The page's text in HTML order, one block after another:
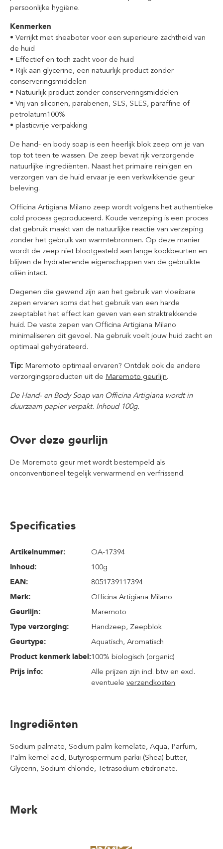
persoonlijke hygiëne.
Kenmerken
• Verrijkt met sheaboter voor een superieure zachtheid van
de huid
• Effectief en toch zacht voor de huid
• Rijk aan glycerine, een natuurlijk product zonder
conserveringsmiddelen
• Natuurlijk product zonder conserveringsmiddelen
• Vrij van siliconen, parabenen, SLS, SLES, paraffine of
petrolatum100%
• plasticvrije verpakking
De hand- en body soap is een heerlijk blok zeep om je van
top tot teen te wassen. De zeep bevat rijk verzorgende
natuurlijke ingrediënten. Naast het primaire reinigen en
verzorgen van de huid ervaar je een verkwikkende geur
beleving.
Officina Artigiana Milano zeep wordt volgens het authentieke
cold process geproduceerd. Koude verzeping is een proces
dat gebruik maakt van de natuurlijke reactie van verzeping
zonder het gebruik van warmtebronnen. Op deze manier
wordt de zeep niet blootgesteld aan lange kookbeurten en
blijven de hydraterende eigenschappen van de gebruikte
oliën intact.
Degenen die gewend zijn aan het gebruik van vloeibare
zepen ervaren soms dat het gebruik van een harde
zeeptablet het effect kan geven van een straktrekkende
huid. De vaste zepen van Officina Artigiana Milano
minimaliseren dit gevoel. Na gebruik voelt jouw huid zacht en
optimaal gehydrateerd.
Tip: Maremoto optimaal ervaren? Ontdek ook de andere
verzorgingsproducten uit de Maremoto geurlijn.
De Hand- en Body Soap van Officina Artigiana wordt in
duurzaam papier verpakt. Inhoud 100g.
Over deze geurlijn
De Moremoto geur met wordt bestempeld als
onconventioneel tegelijk verwarmend en verfrissend.
Specificaties
Artikelnummer:
OA-17394
Inhoud:
100g
EAN:
8051739117394
Merk:
Officina Artigiana Milano
Geurlijn:
Maremoto
Type verzorging:
Handzeep, Zeepblok
Geurtype:
Aquatisch, Aromatisch
Product kenmerk label:100% biologisch (organic)
Prijs info:
Alle prijzen zijn incl. btw en excl.
eventueleverzendkosten
Ingrediënten
Sodium palmate, Sodium palm kernelate, Aqua, Parfum,
Palm kernel acid, Butyrospermum parkii (Shea) butter,
Glycerin, Sodium chloride, Tetrasodium etidronate.
Merk